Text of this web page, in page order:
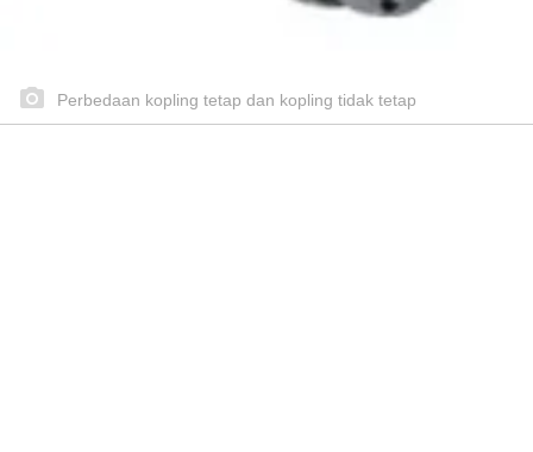
Perbedaan kopling tetap dan kopling tidak tetap